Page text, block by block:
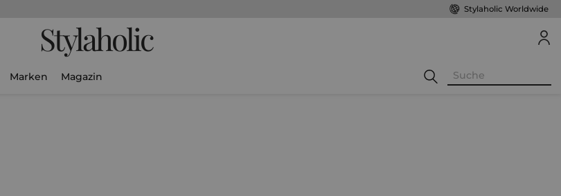
Stylaholic Worldwide
Stylaholic
Marken Magazin